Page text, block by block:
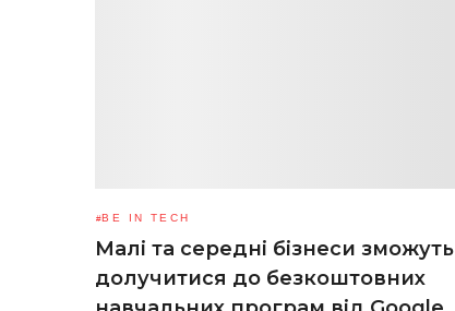
BE IN TECH
Малі та середні бізнеси зможуть
долучитися до безкоштовних